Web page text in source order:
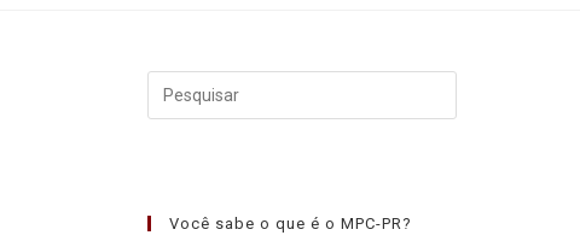
Você sabe o que é o MPC-PR?